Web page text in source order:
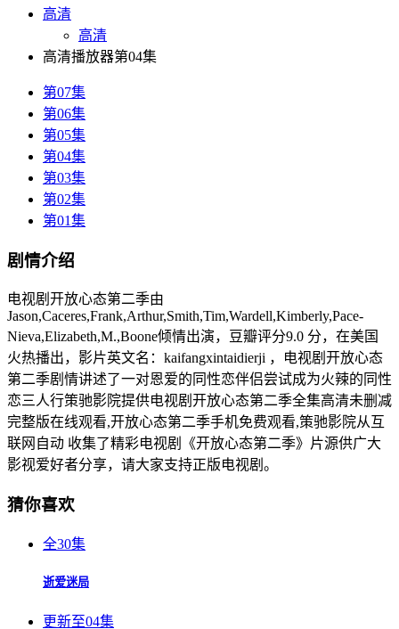
高清
高清
高清播放器第04集
第07集
第06集
第05集
第04集
第03集
第02集
第01集
剧情介绍
电视剧开放心态第二季由
Jason,Caceres,Frank,Arthur,Smith,Tim,Wardell,Kimberly,Pace-
Nieva,Elizabeth,M.,Boone倾情出演，豆瓣评分9.0 分，在美国
火热播出，影片英文名：kaifangxintaidierji ，电视剧开放心态
第二季剧情讲述了一对恩爱的同性恋伴侣尝试成为火辣的同性
恋三人行策驰影院提供电视剧开放心态第二季全集高清未删减
完整版在线观看,开放心态第二季手机免费观看,策驰影院从互
联网自动 收集了精彩电视剧《开放心态第二季》片源供广大
影视爱好者分享，请大家支持正版电视剧。
猜你喜欢
全30集
逝爱迷局
更新至04集